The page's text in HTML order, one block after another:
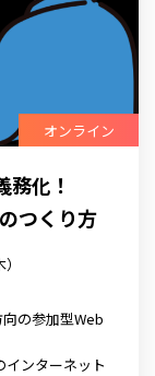
オンライン
化！
つくり方
の参加型Web
ンターネット